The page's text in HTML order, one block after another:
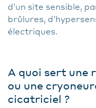
d’un site sensible,
brûlures,
électriques.
A quoi sert une
ou une
cicatriciel ?